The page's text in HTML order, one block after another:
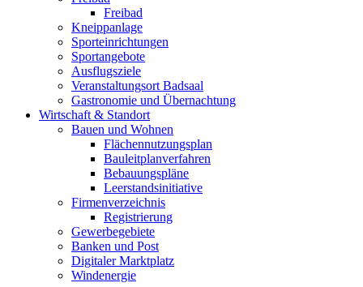
Freibad
Kneippanlage
Sporteinrichtungen
Sportangebote
Ausflugsziele
Veranstaltungsort Badsaal
Gastronomie und Übernachtung
Wirtschaft & Standort
Bauen und Wohnen
Flächennutzungsplan
Bauleitplanverfahren
Bebauungspläne
Leerstandsinitiative
Firmenverzeichnis
Registrierung
Gewerbegebiete
Banken und Post
Digitaler Marktplatz
Windenergie